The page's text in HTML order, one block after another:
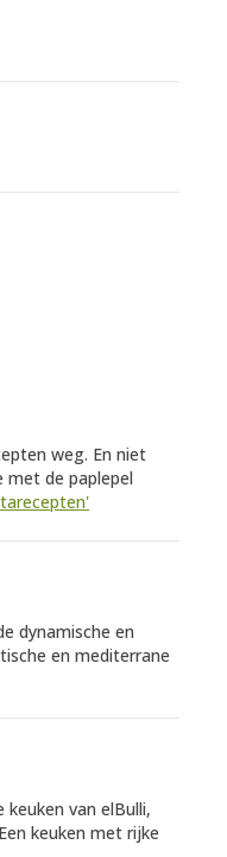
weg. En niet
met de paplepel
dynamische en
en mediterrane
van elBulli,
keuken met rijke